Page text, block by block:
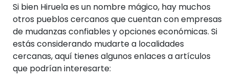
Si bien Hiruela es un nombre mágico, hay muchos
otros pueblos cercanos que cuentan con empresas
de mudanzas confiables y opciones económicas. Si
estás considerando mudarte a localidades
cercanas, aquí tienes algunos enlaces a artículos
que podrían interesarte: